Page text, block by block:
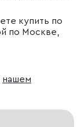
купить по
по Москве,
нашем